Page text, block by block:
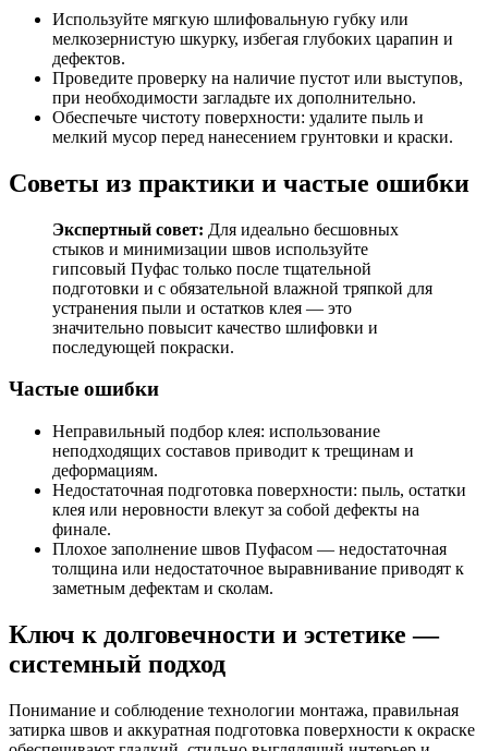
Используйте мягкую шлифовальную губку или
мелкозернистую шкурку, избегая глубоких царапин и
дефектов.
Проведите проверку на наличие пустот или выступов,
при необходимости загладьте их дополнительно.
Обеспечьте чистоту поверхности: удалите пыль и
мелкий мусор перед нанесением грунтовки и краски.
Советы из практики и частые ошибки
Экспертный совет: Для идеально бесшовных
стыков и минимизации швов используйте
гипсовый Пуфас только после тщательной
подготовки и с обязательной влажной тряпкой для
устранения пыли и остатков клея — это
значительно повысит качество шлифовки и
последующей покраски.
Частые ошибки
Неправильный подбор клея: использование
неподходящих составов приводит к трещинам и
деформациям.
Недостаточная подготовка поверхности: пыль, остатки
клея или неровности влекут за собой дефекты на
финале.
Плохое заполнение швов Пуфасом — недостаточная
толщина или недостаточное выравнивание приводят к
заметным дефектам и сколам.
Ключ к долговечности и эстетике —
системный подход
Понимание и соблюдение технологии монтажа, правильная
затирка швов и аккуратная подготовка поверхности к окраске